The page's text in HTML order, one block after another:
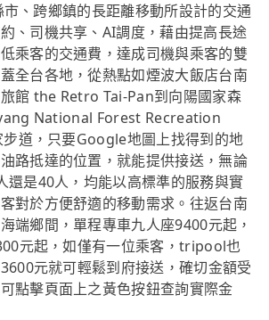
、跨鄉鎮的長距離移動所設計的交通
、司機共享、AI調度，藉由提高長途
乘客的交通費，達成司機與乘客的雙
全台各地，從熱點如煙波大飯店台南
館 the Retro Tai-Pan到向陽國家森
National Forest Recreation
道，只要Google地圖上找得到的地
路抵達的位置，就能提供接送，無論
還是40人，均能以高標準的服務與實
對於方便舒適的移動需求。往返台南
端鄉間，單程專車九人座9400元起，
元起，如僅有一位乘客，tripool也
元就可輕鬆到府接送，確切金額受
點擊頁面上之黃色按鈕查詢實際金